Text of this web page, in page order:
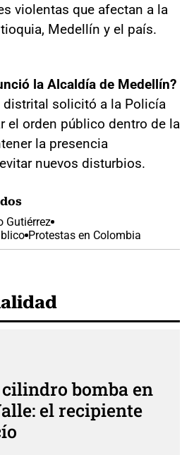
violentas que afectan a la
Medellín y el país.
la Alcaldía de Medellín?
solicitó a la Policía
el orden público dentro de la
la presencia
nuevos disturbios.
Gutiérrez
Protestas en Colombia
bomba en
el recipiente